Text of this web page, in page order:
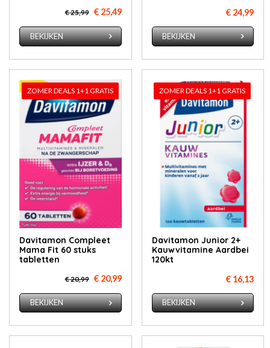
€ 25,99 € 25,49
BEKIJKEN
€ 24,99
BEKIJKEN
ZOMER DEALS 1+1 GRATIS
Davitamon Compleet
Mama Fit 60 stuks
tabletten
€ 20,99 € 20,99
BEKIJKEN
ZOMER DEALS 1+1 GRATIS
Davitamon Junior 2+
Kauwvitamine Aardbei
120kt
€ 16,13
BEKIJKEN